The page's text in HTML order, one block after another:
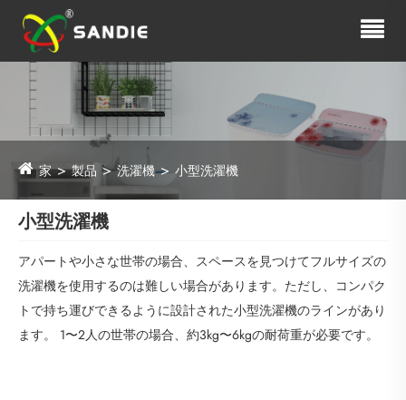
家 製品 洗濯機 小型洗濯機
小型洗濯機
アパートや小さな世帯の場合、スペースを見つけてフルサイズの
洗濯機を使用するのは難しい場合があります。ただし、コンパク
トで持ち運びできるように設計された小型洗濯機のラインがあり
ます。 1〜2人の世帯の場合、約3kg〜6kgの耐荷重が必要です。